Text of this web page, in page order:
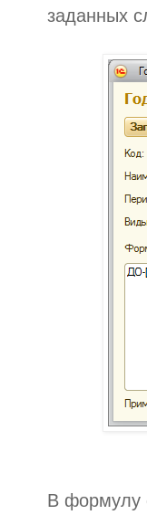
заданных
В формулу